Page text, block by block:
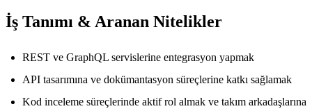
İş Tanımı & Aranan Nitelikler
REST ve GraphQL servislerine entegrasyon yapmak
API tasarımına ve dokümantasyon süreçlerine katkı sağlamak
Kod inceleme süreçlerinde aktif rol almak ve takım arkadaşlarına